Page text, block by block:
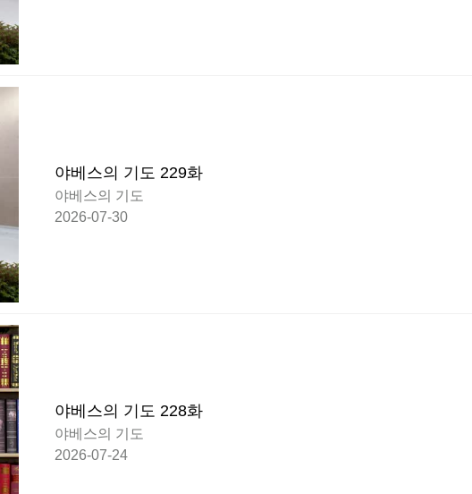
야베스의 기도 229화
야베스의 기도
2026-07-30
야베스의 기도 228화
야베스의 기도
2026-07-24